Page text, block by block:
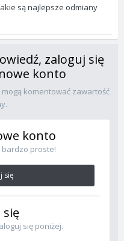
są najlepsze odmiany
zaloguj się
konto
komentować zawartość
konto
bardzo proste!
się
się
się poniżej.